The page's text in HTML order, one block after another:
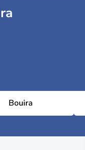
Bouira